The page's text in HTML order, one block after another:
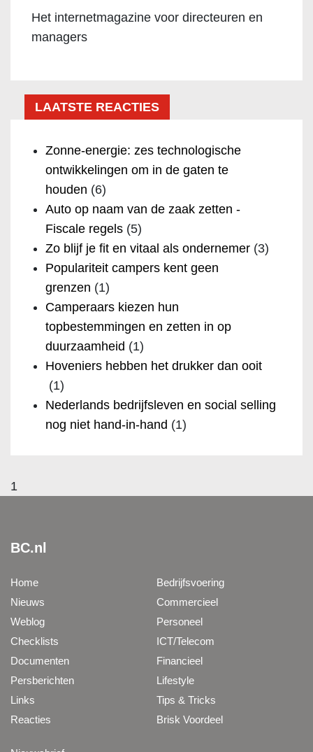
Het internetmagazine voor directeuren en
managers
LAATSTE REACTIES
Zonne-energie: zes technologische
ontwikkelingen om in de gaten te
houden (6)
Auto op naam van de zaak zetten -
Fiscale regels (5)
Zo blijf je fit en vitaal als ondernemer (3)
Populariteit campers kent geen
grenzen (1)
Camperaars kiezen hun
topbestemmingen en zetten in op
duurzaamheid (1)
Hoveniers hebben het drukker dan ooit
(1)
Nederlands bedrijfsleven en social selling
nog niet hand-in-hand (1)
1
BC.nl
Home
Nieuws
Weblog
Checklists
Documenten
Persberichten
Links
Reacties
Bedrijfsvoering
Commercieel
Personeel
ICT/Telecom
Financieel
Lifestyle
Tips & Tricks
Brisk Voordeel